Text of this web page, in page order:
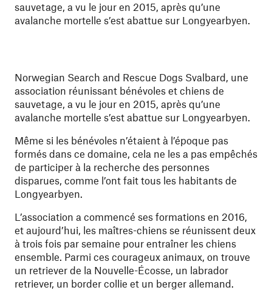
sauvetage, a vu le jour en 2015, après qu’une
avalanche mortelle s’est abattue sur Longyearbyen.
Norwegian Search and Rescue Dogs Svalbard, une
association réunissant bénévoles et chiens de
sauvetage, a vu le jour en 2015, après qu’une
avalanche mortelle s’est abattue sur Longyearbyen.
Même si les bénévoles n’étaient à l’époque pas
formés dans ce domaine, cela ne les a pas empêchés
de participer à la recherche des personnes
disparues, comme l’ont fait tous les habitants de
Longyearbyen.
L’association a commencé ses formations en 2016,
et aujourd’hui, les maîtres-chiens se réunissent deux
à trois fois par semaine pour entraîner les chiens
ensemble. Parmi ces courageux animaux, on trouve
un retriever de la Nouvelle-Écosse, un labrador
retriever, un border collie et un berger allemand.